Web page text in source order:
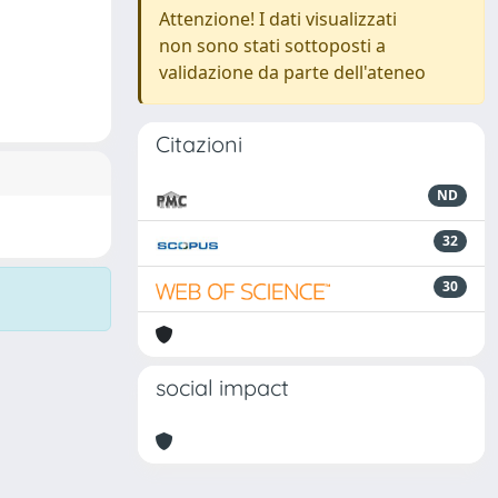
Attenzione! I dati visualizzati
non sono stati sottoposti a
validazione da parte dell'ateneo
Citazioni
ND
32
30
social impact